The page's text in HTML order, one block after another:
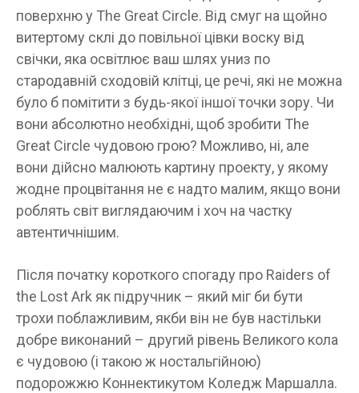
поверхню у The Great Circle. Від смуг на щойно
витертому склі до повільної цівки воску від
свічки, яка освітлює ваш шлях униз по
стародавній сходовій клітці, це речі, які не можна
було б помітити з будь-якої іншої точки зору. Чи
вони абсолютно необхідні, щоб зробити The
Great Circle чудовою грою? Можливо, ні, але
вони дійсно малюють картину проекту, у якому
жодне процвітання не є надто малим, якщо вони
роблять світ виглядаючим і хоч на частку
автентичнішим.
Після початку короткого спогаду про Raiders of
the Lost Ark як підручник – який міг би бути
трохи поблажливим, якби він не був настільки
добре виконаний – другий рівень Великого кола
є чудовою (і такою ж ностальгійною)
подорожжю Коннектикутом Коледж Маршалла.